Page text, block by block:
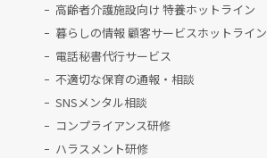
高齢者介護施設向け 特養ホットライン
暮らしの情報 顧客サービスホットライン
電話秘書代行サービス
不適切な保育の通報・相談
SNSメンタル相談
コンプライアンス研修
ハラスメント研修